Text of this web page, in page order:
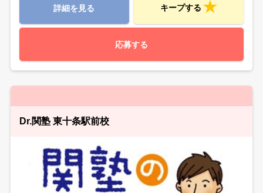
詳細を見る キープする
応募する
Dr.関塾 東十条駅前校